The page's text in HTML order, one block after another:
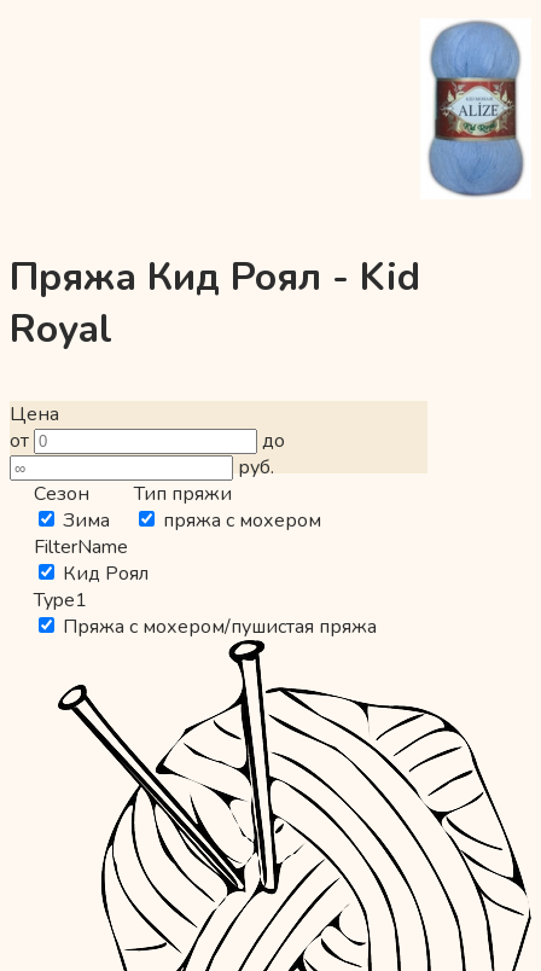
Пряжа Кид Роял - Kid
Royal
Цена
от
до
руб.
Сезон
Зима
Тип пряжи
пряжа с мохером
FilterName
Кид Роял
Type1
Пряжа с мохером/пушистая пряжа